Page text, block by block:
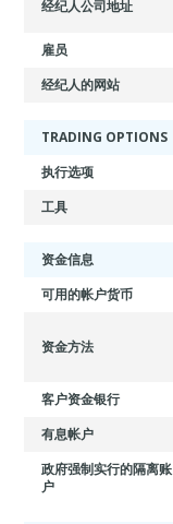
经纪人公司地址
雇员
经纪人的网站
TRADING OPTIONS
执行选项
工具
资金信息
可用的帐户货币
资金方法
客户资金银行
有息帐户
政府强制实行的隔离账
户